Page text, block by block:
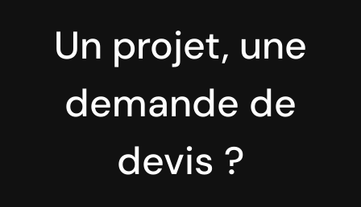
Un projet, une
demande de
devis ?